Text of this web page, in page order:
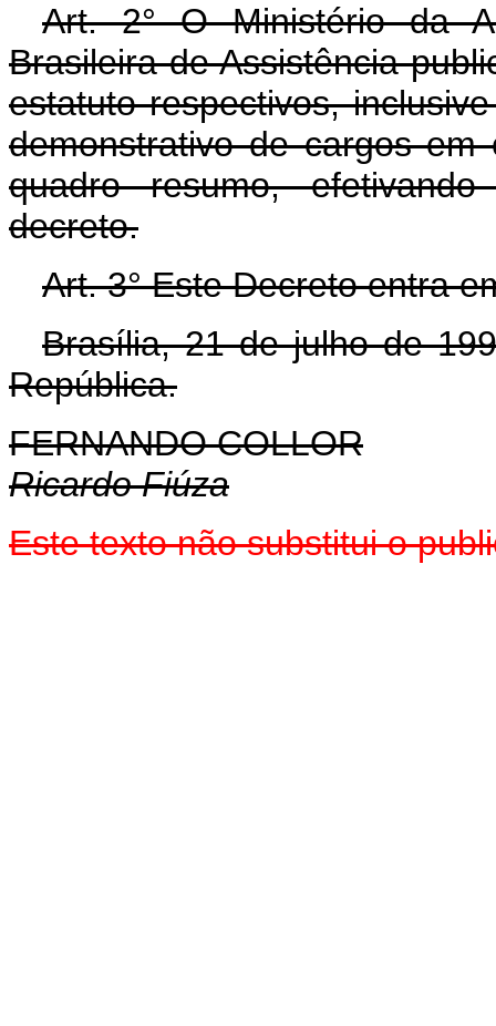
Art. 2° O Ministério da
Brasileira de Assistência
estatuto respectivos,
demonstrativo de cargos
quadro resumo,
decreto.
Art. 3° Este Decreto entra
Brasília, 21 de julho de
República.
FERNANDO COLLOR
Ricardo Fiúza
Este texto não substitui o